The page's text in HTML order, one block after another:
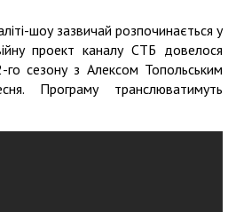
шоу зазвичай розпочинається у
проект каналу СТБ довелося
го сезону з Алексом Топольським
Програму транслюватимуть